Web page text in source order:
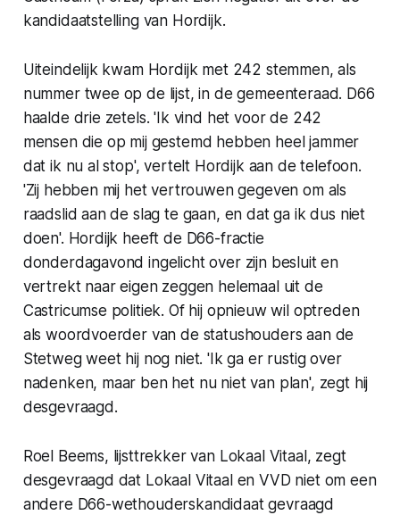
kandidaatstelling van Hordijk.
Uiteindelijk kwam Hordijk met 242 stemmen, als
nummer twee op de lijst, in de gemeenteraad. D66
haalde drie zetels. 'Ik vind het voor de 242
mensen die op mij gestemd hebben heel jammer
dat ik nu al stop', vertelt Hordijk aan de telefoon.
'Zij hebben mij het vertrouwen gegeven om als
raadslid aan de slag te gaan, en dat ga ik dus niet
doen'. Hordijk heeft de D66-fractie
donderdagavond ingelicht over zijn besluit en
vertrekt naar eigen zeggen helemaal uit de
Castricumse politiek. Of hij opnieuw wil optreden
als woordvoerder van de statushouders aan de
Stetweg weet hij nog niet. 'Ik ga er rustig over
nadenken, maar ben het nu niet van plan', zegt hij
desgevraagd.
Roel Beems, lijsttrekker van Lokaal Vitaal, zegt
desgevraagd dat Lokaal Vitaal en VVD niet om een
andere D66-wethouderskandidaat gevraagd